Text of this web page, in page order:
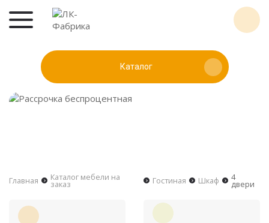
Каталог
Главная Каталог мебели на
заказ Гостиная Шкаф 4
двери